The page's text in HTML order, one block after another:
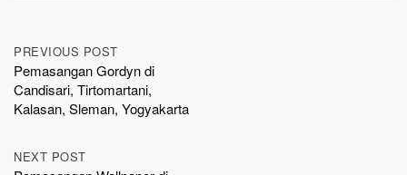
Post
navigation
PREVIOUS POST
Pemasangan Gordyn di
Candisari, Tirtomartani,
Kalasan, Sleman, Yogyakarta
NEXT POST